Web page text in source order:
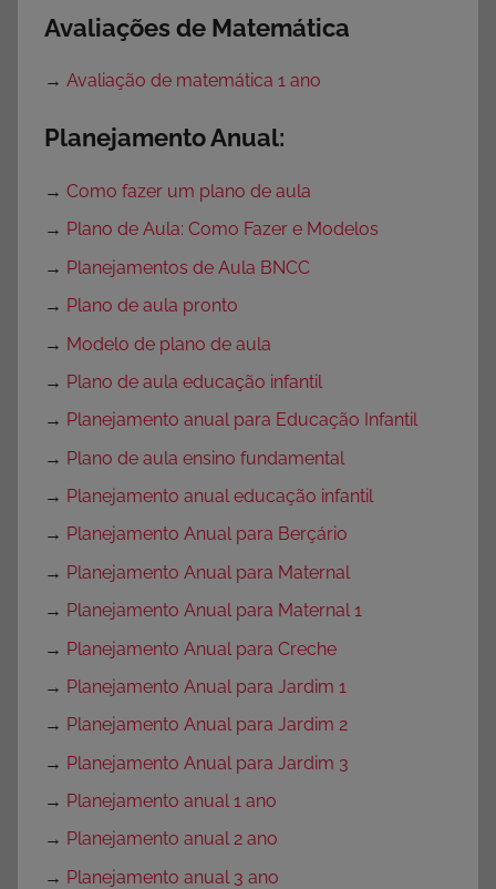
Avaliações de Matemática
→ Avaliação de matemática 1 ano
Planejamento Anual:
→ Como fazer um plano de aula
→ Plano de Aula: Como Fazer e Modelos
→ Planejamentos de Aula BNCC
→ Plano de aula pronto
→ Modelo de plano de aula
→ Plano de aula educação infantil
→ Planejamento anual para Educação Infantil
→ Plano de aula ensino fundamental
→ Planejamento anual educação infantil
→ Planejamento Anual para Berçário
→ Planejamento Anual para Maternal
→ Planejamento Anual para Maternal 1
→ Planejamento Anual para Creche
→ Planejamento Anual para Jardim 1
→ Planejamento Anual para Jardim 2
→ Planejamento Anual para Jardim 3
→ Planejamento anual 1 ano
→ Planejamento anual 2 ano
→ Planejamento anual 3 ano